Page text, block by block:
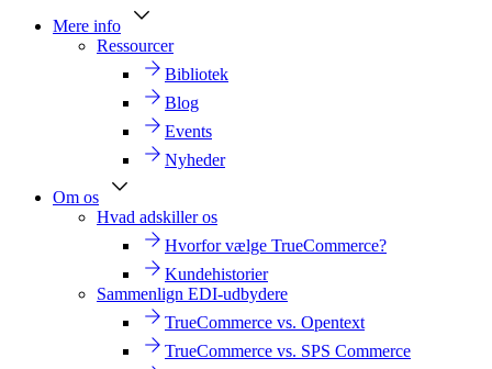
Mere info
Ressourcer
Bibliotek
Blog
Events
Nyheder
Om os
Hvad adskiller os
Hvorfor vælge TrueCommerce?
Kundehistorier
Sammenlign EDI-udbydere
TrueCommerce vs. Opentext
TrueCommerce vs. SPS Commerce